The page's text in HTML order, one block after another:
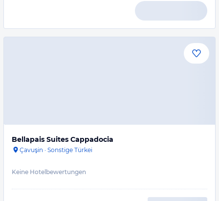
Bellapais Suites Cappadocia
Çavuşin · Sonstige Türkei
Keine Hotelbewertungen